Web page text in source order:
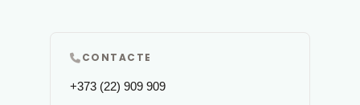
CONTACTE
+373 (22) 909 909